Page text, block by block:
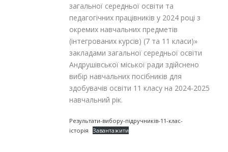
загальної середньої освіти та
педагогічних працівників у 2024 році з
окремих навчальних предметів
(інтегрованих курсів) (7 та 11 класи)»
закладами загальної середньої освіти
Андрушівської міської ради здійснено
вибір навчальних посібників для
здобувачів освіти 11 класу на 2024-2025
навчальний рік.
Результати-вибору-підручників-11-клас-
історія
Завантажити